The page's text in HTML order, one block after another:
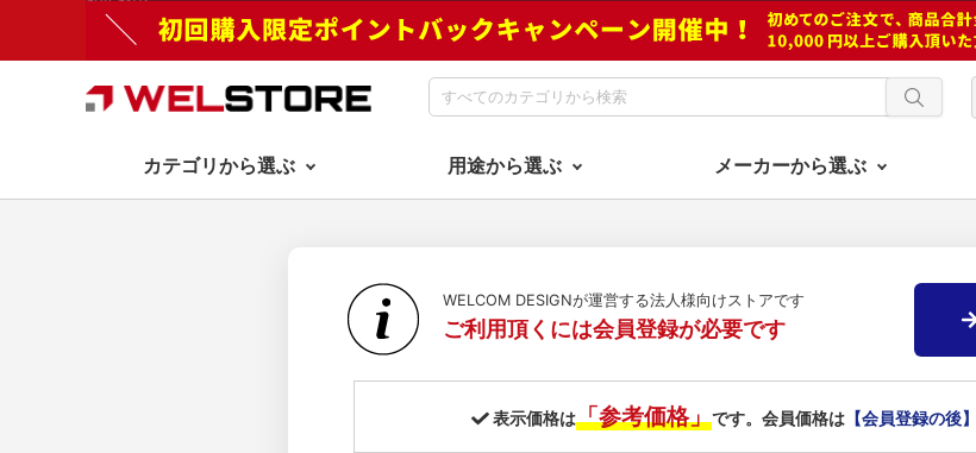
カテゴリから選ぶ 用途から選ぶ メーカーから選ぶ
WELCOM DESIGNが運営する法人様向けストアです
ご利用頂くには会員登録が必要です
表示価格は「参考価格」です。会員価格は【会員登録の後】